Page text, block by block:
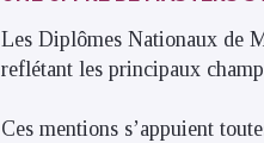
Les Diplômes Nationaux de
reflétant les principaux
Ces mentions s’appuient